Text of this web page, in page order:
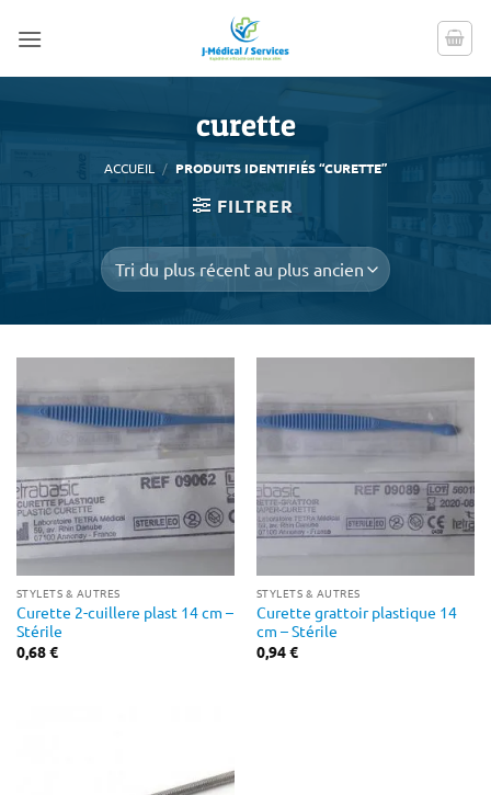
curette
ACCUEIL / PRODUITS IDENTIFIÉS “CURETTE”
FILTRER
STYLETS & AUTRES
Curette 2-cuillere plast 14 cm –
Stérile
0,68€
STYLETS & AUTRES
Curette grattoir plastique 14
cm – Stérile
0,94€